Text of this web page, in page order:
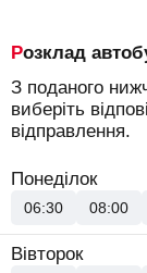
Розклад
З поданого
виберіть
відправлення.
Понеділок
06:30 08:00
Вівторок